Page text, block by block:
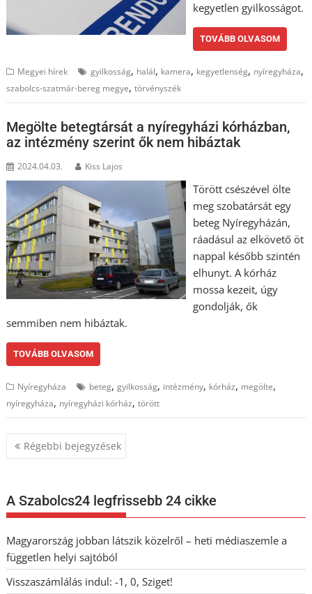
kegyetlen gyilkosságot.
TOVÁBB OLVASOM
Megyei hírek gyilkosság, halál, kamera, kegyetlenség, nyíregyháza,
szabolcs-szatmár-bereg megye,törvényszék
Megölte betegtársát a nyíregyházi kórházban,
az intézmény szerint ők nem hibáztak
2024.04.03. Kiss Lajos
Törött csészével ölte
meg szobatársát egy
beteg Nyíregyházán,
ráadásul az elkövető öt
nappal később szintén
elhunyt. A kórház
mossa kezeit, úgy
gondolják, ők
semmiben nem hibáztak.
TOVÁBB OLVASOM
Nyíregyháza beteg,gyilkosság, intézmény, kórház, megölte,
nyíregyháza, nyíregyházi kórház,törött
Bejegyzés
navigáció
Régebbi bejegyzések
A Szabolcs24 legfrissebb 24 cikke
Magyarország jobban látszik közelről – heti médiaszemle a
független helyi sajtóból
Visszaszámlálás indul: -1, 0, Sziget!